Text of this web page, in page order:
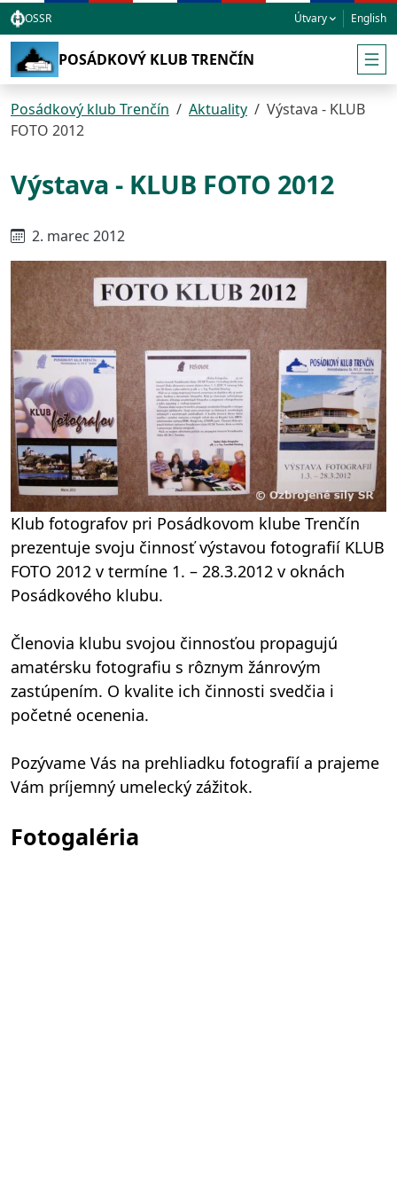
Skočiť na hlavnú navigáciu
Skočiť na obsah
Skočiť na bočnú lištu
Skočiť na pätičku
OSSR Útvary English
POSÁDKOVÝ KLUB TRENČÍN
Posádkový klub Trenčín Aktuality
Výstava - KLUB
FOTO 2012
Hlavný obsah stránky
Výstava - KLUB FOTO 2012
2. marec 2012
Klub fotografov pri Posádkovom klube Trenčín
prezentuje svoju činnosť výstavou fotografií KLUB
FOTO 2012 v termíne 1. – 28.3.2012 v oknách
Posádkového klubu.
Členovia klubu svojou činnosťou propagujú
amatérsku fotografiu s rôznym žánrovým
zastúpením. O kvalite ich činnosti svedčia i
početné ocenenia.
Pozývame Vás na prehliadku fotografií a prajeme
Vám príjemný umelecký zážitok.
Fotogaléria